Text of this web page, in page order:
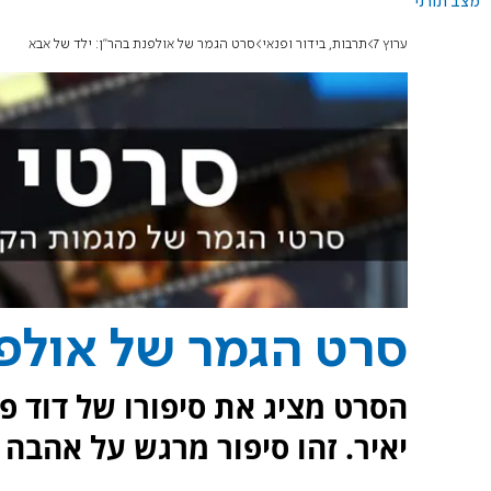
ערוץ 7 תרבות, בידור ופנאי סרט הגמר של אולפנת בהר"ן: ילד של אבא
סרט הגמר של
הסרט מציג את סיפורו של דוד
יאיר. זהו סיפור מרגש על אהבה